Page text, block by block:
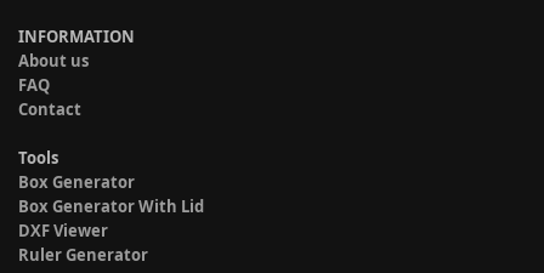
INFORMATION
About us
FAQ
Contact
Tools
Box Generator
Box Generator With Lid
DXF Viewer
Ruler Generator